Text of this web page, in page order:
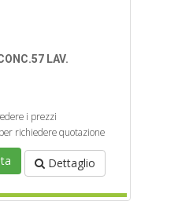
LAV.
i prezzi
richiedere quotazione
Dettaglio